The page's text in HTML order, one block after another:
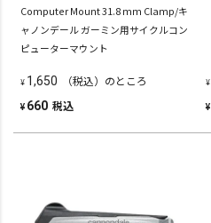
Computer Mount 31.8 mm Clamp/キ
ャノンデール ガーミン用サイクルコン
ピューターマウント
¥ 1,650 （税込）のところ
¥ 660 税込
¥
¥